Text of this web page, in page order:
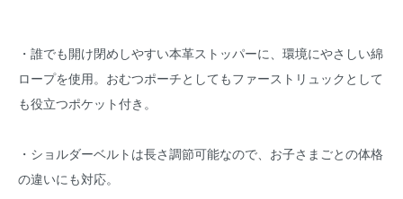
・誰でも開け閉めしやすい本革ストッパーに、環境にやさしい綿
ロープを使用。おむつポーチとしてもファーストリュックとして
も役立つポケット付き。
・ショルダーベルトは長さ調節可能なので、お子さまごとの体格
の違いにも対応。